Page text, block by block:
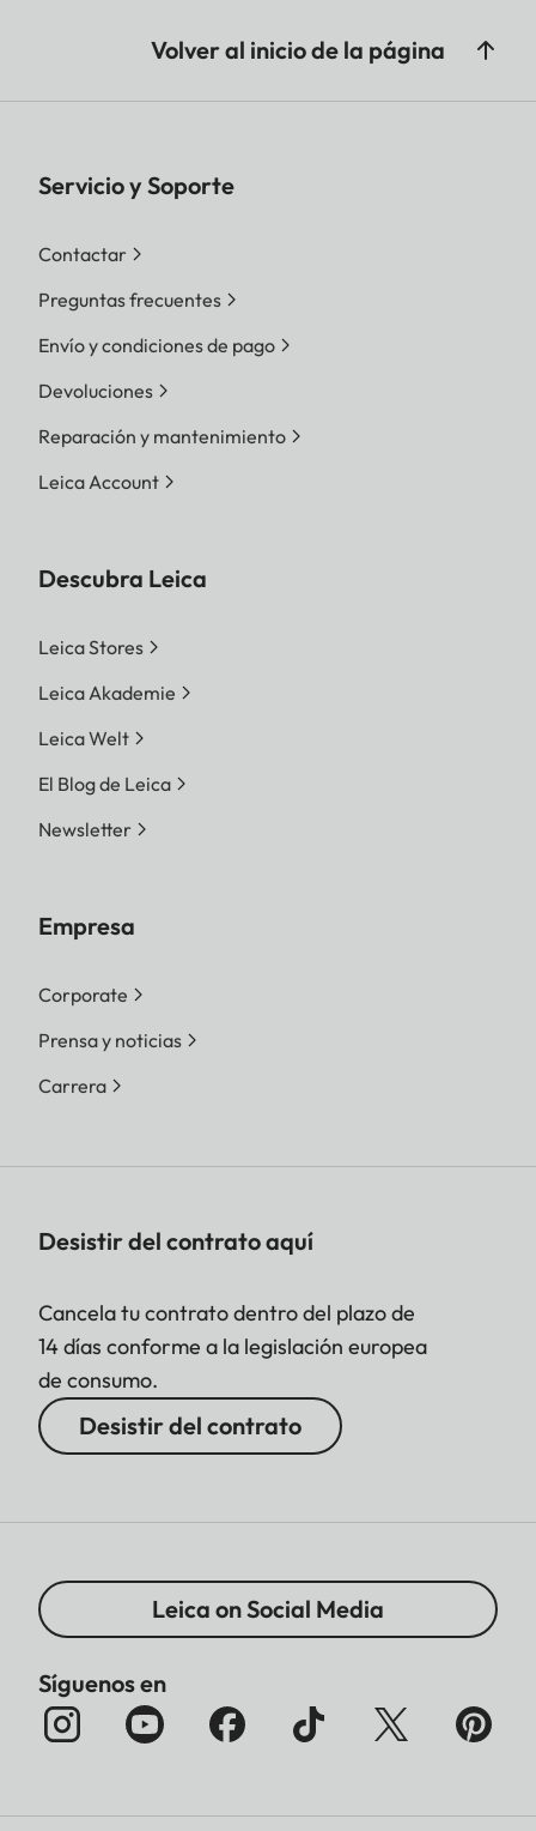
Volver al inicio de la página
Servicio y Soporte
Contactar
Preguntas frecuentes
Envío y condiciones de pago
Devoluciones
Reparación y mantenimiento
Leica Account
Descubra Leica
Leica Stores
Leica Akademie
Leica Welt
El Blog de Leica
Newsletter
Empresa
Corporate
Prensa y noticias
Carrera
Desistir del contrato aquí
Cancela tu contrato dentro del plazo de
14 días conforme a la legislación europea
de consumo.
Desistir del contrato
Leica on Social Media
Síguenos en